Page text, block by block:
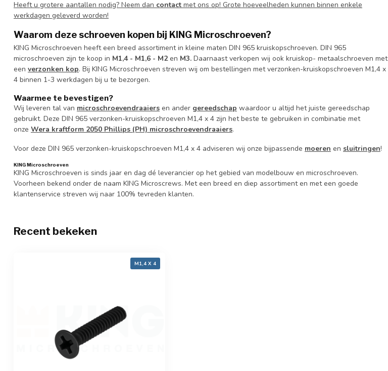
Heeft u grotere aantallen nodig? Neem dan contact met ons op! Grote hoeveelheden kunnen binnen enkele
werkdagen geleverd worden!
Waarom deze schroeven kopen bij KING Microschroeven?
KING Microschroeven heeft een breed assortiment in kleine maten DIN 965 kruiskopschroeven. DIN 965
microschroeven zijn te koop in M1,4 - M1,6 - M2en M3. Daarnaast verkopen wij ook kruiskop- metaalschroeven met
een verzonken kop. Bij KING Microschroeven streven wij om bestellingen met verzonken-kruiskopschroeven M1,4 x
4 binnen 1-3 werkdagen bij u te bezorgen.
Waarmee te bevestigen?
Wij leveren tal van microschroevendraaiers en ander gereedschap waardoor u altijd het juiste gereedschap
gebruikt. Deze DIN 965 verzonken-kruiskopschroeven M1,4 x 4 zijn het beste te gebruiken in combinatie met
onze Wera kraftform 2050 Phillips (PH) microschroevendraaiers.
Voor deze DIN 965 verzonken-kruiskopschroeven M1,4 x 4 adviseren wij onze bijpassende moeren en sluitringen!
KING Microschroeven
KING Microschroeven is sinds jaar en dag dé leverancier op het gebied van modelbouw en microschroeven.
Voorheen bekend onder de naam KING Microscrews. Met een breed en diep assortiment en met een goede
klantenservice streven wij naar 100% tevreden klanten.
Recent bekeken
M1,4 X 4